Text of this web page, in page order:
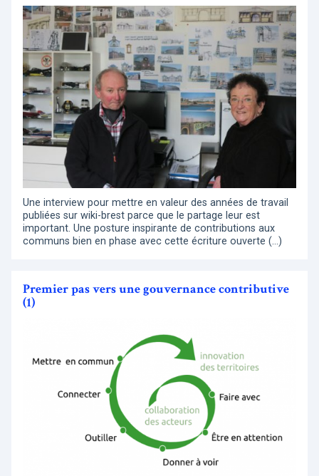
Une interview pour mettre en valeur des années de travail
publiées sur wiki-brest parce que le partage leur est
important. Une posture inspirante de contributions aux
communs bien en phase avec cette écriture ouverte (…)
Premier pas vers une gouvernance contributive
(1)